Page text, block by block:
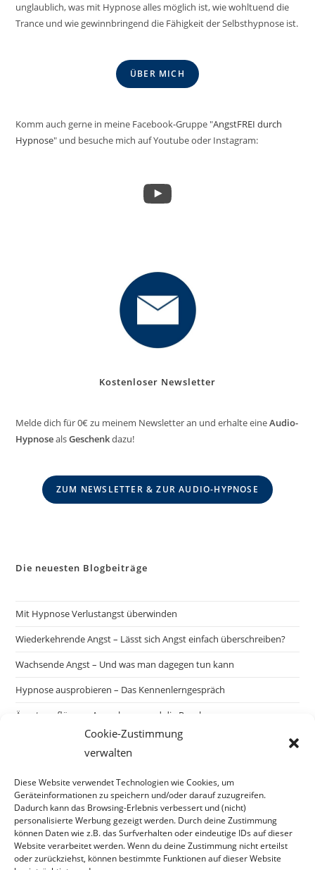
Cookie-Zustimmung
verwalten
Diese Website verwendet Technologien wie Cookies, um
Geräteinformationen zu speichern und/oder darauf zuzugreifen.
Dadurch kann das Browsing-Erlebnis verbessert und (nicht)
personalisierte Werbung gezeigt werden. Durch deine Zustimmung
können Daten wie z.B. das Surfverhalten oder eindeutige IDs auf dieser
Website verarbeitet werden. Wenn du deine Zustimmung nicht erteilst
oder zurückziehst, können bestimmte Funktionen auf dieser Website
unglaublich, was mit Hypnose alles möglich ist, wie wohltuend die
Trance und wie gewinnbringend die Fähigkeit der Selbsthypnose ist.
ÜBER MICH
Komm auch gerne in meine Facebook-Gruppe "AngstFREI durch
Hypnose" und besuche mich auf Youtube oder Instagram:
YouTube
Kostenloser Newsletter
Melde dich für 0€ zu meinem Newsletter an und erhalte eineAudio-
HypnosealsGeschenkdazu!
ZUM NEWSLETTER & ZUR AUDIO-HYPNOSE
Die neuesten Blogbeiträge
Mit Hypnose Verlustangst überwinden
Wiederkehrende Angst – Lässt sich Angst einfach überschreiben?
Wachsende Angst – Und was man dagegen tun kann
Hypnose ausprobieren – Das Kennenlerngespräch
Ängste auflösen – Ausnahmen und die Regel